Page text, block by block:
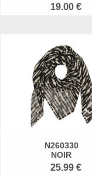
19.00 €
N260330
NOIR
25.99 €